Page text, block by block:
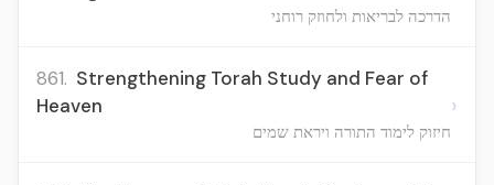
הדרכה לבריאות ולחוזק רוחני
861. Strengthening Torah Study and Fear of
Heaven
חיזוק לימוד התורה ויראת שמים
›